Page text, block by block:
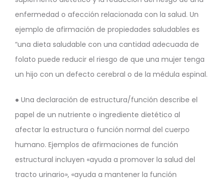
enfermedad o afección relacionada con la salud. Un
ejemplo de afirmación de propiedades saludables es
“una dieta saludable con una cantidad adecuada de
folato puede reducir el riesgo de que una mujer tenga
un hijo con un defecto cerebral o de la médula espinal.
● Una declaración de estructura/función describe el
papel de un nutriente o ingrediente dietético al
afectar la estructura o función normal del cuerpo
humano. Ejemplos de afirmaciones de función
estructural incluyen «ayuda a promover la salud del
tracto urinario», «ayuda a mantener la función